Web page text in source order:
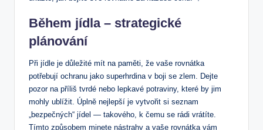
Během jídla – strategické
plánování
Při jídle je důležité mít na paměti, že vaše rovnátka
potřebují ochranu jako superhrdina v boji se zlem. Dejte
pozor na příliš tvrdé nebo lepkavé potraviny, které by jim
mohly ublížit. Úplně nejlepší je vytvořit si seznam
„bezpečných“ jídel — takového, k čemu se rádi vrátíte.
Tímto způsobem minete nástrahy a vaše rovnátka vám